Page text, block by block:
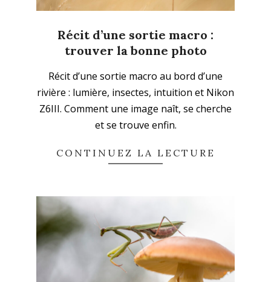
Récit d’une sortie macro :
trouver la bonne photo
12-
07
Récit d’une sortie macro au bord d’une
rivière : lumière, insectes, intuition et Nikon
Z6III. Comment une image naît, se cherche
et se trouve enfin.
CONTINUEZ LA LECTURE